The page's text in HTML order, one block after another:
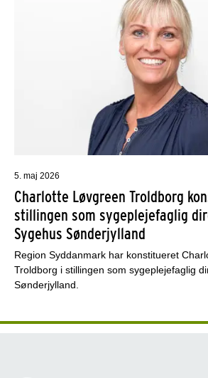
5. maj 2026
Charlotte Løvgreen Troldborg
stillingen som sygeplejefaglig
Sygehus Sønderjylland
Region Syddanmark har konstitueret
Troldborg i stillingen som sygeplejefaglig
Sønderjylland.